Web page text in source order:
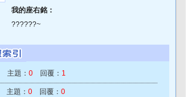
我的座右銘：
??????~
主題： 0 回覆： 1
主題： 0 回覆： 0